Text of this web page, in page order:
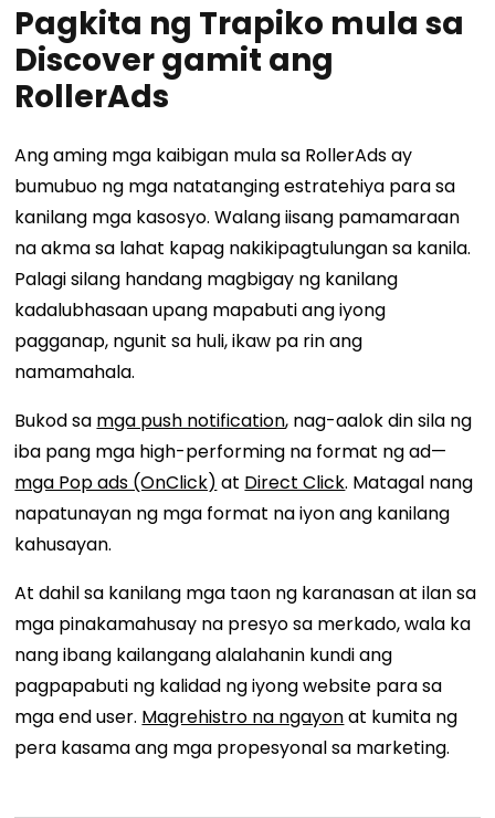
Pagkita ng Trapiko mula sa
Discover gamit ang
RollerAds
Ang aming mga kaibigan mula sa RollerAds ay
bumubuo ng mga natatanging estratehiya para sa
kanilang mga kasosyo. Walang iisang pamamaraan
na akma sa lahat kapag nakikipagtulungan sa kanila.
Palagi silang handang magbigay ng kanilang
kadalubhasaan upang mapabuti ang iyong
pagganap, ngunit sa huli, ikaw pa rin ang
namamahala.
Bukod sa mga push notification, nag-aalok din sila ng
iba pang mga high-performing na format ng ad—
mga Pop ads (OnClick) at Direct Click. Matagal nang
napatunayan ng mga format na iyon ang kanilang
kahusayan.
At dahil sa kanilang mga taon ng karanasan at ilan sa
mga pinakamahusay na presyo sa merkado, wala ka
nang ibang kailangang alalahanin kundi ang
pagpapabuti ng kalidad ng iyong website para sa
mga end user. Magrehistro na ngayonat kumita ng
pera kasama ang mga propesyonal sa marketing.